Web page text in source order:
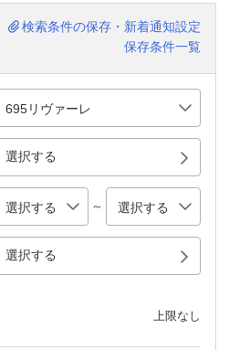
検索条件の保存・新着通知設定
保存条件一覧
選択する
～
選択する
上限なし